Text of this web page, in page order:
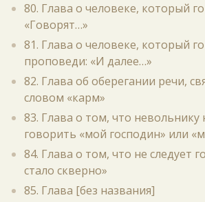
80. Глава о человеке, который
«Говорят…»
81. Глава о человеке, который
проповеди: «И далее…»
82. Глава об оберегании речи,
словом «карм»
83. Глава о том, что невольнику
говорить «мой господин» или
84. Глава о том, что не следует
стало скверно»
85. Глава [без названия]